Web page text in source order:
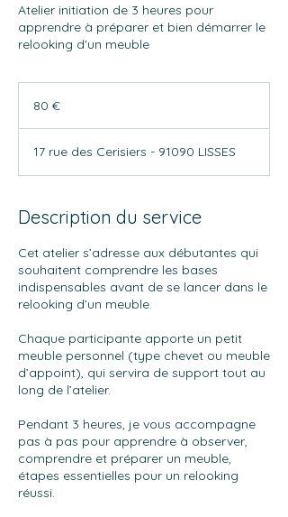
Atelier initiation de 3 heures pour
apprendre à préparer et bien démarrer le
relooking d'un meuble
80 €
17 rue des Cerisiers - 91090 LISSES
Description du service
Cet atelier s’adresse aux débutantes qui
souhaitent comprendre les bases
indispensables avant de se lancer dans le
relooking d’un meuble.
Chaque participante apporte un petit
meuble personnel (type chevet ou meuble
d’appoint), qui servira de support tout au
long de l’atelier.
Pendant 3 heures, je vous accompagne
pas à pas pour apprendre à observer,
comprendre et préparer un meuble,
étapes essentielles pour un relooking
réussi.